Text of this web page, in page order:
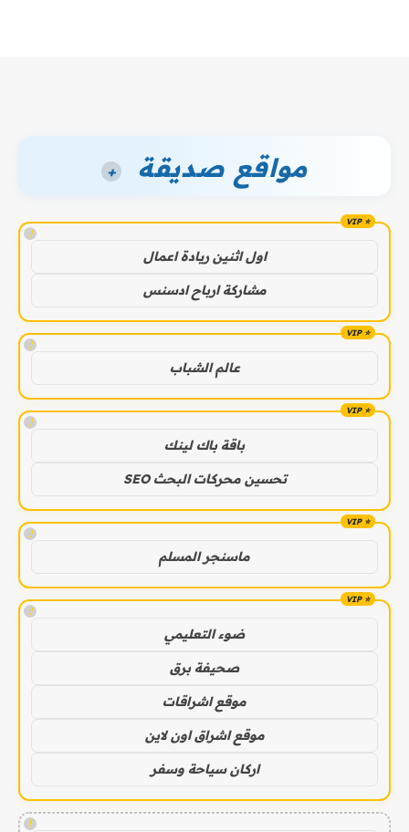
مواقع صديقة +
!
اول اثنين ريادة اعمال
مشاركة ارباح ادسنس
!
عالم الشباب
!
باقة باك لينك
تحسين محركات البحث SEO
!
ماسنجر المسلم
!
ضوء التعليمي
صحيفة برق
موقع اشراقات
موقع اشراق اون لاين
اركان سياحة وسفر
!